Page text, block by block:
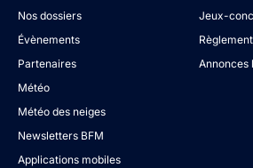
Nos dossiers
Évènements
Partenaires
Météo
Météo des neiges
Newsletters BFM
Applications mobiles
Jeux-
Annonces